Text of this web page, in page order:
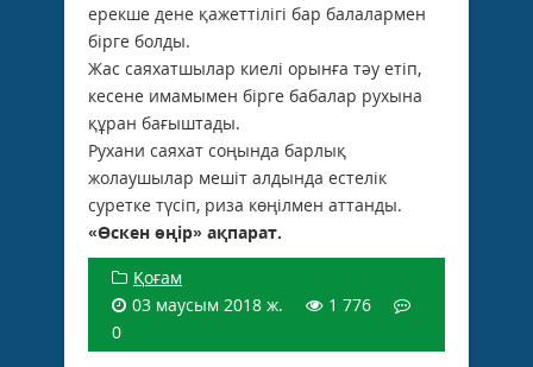
ерекше дене қажеттілігі бар балалармен
бірге болды.
Жас саяхатшылар киелі орынға тәу етіп,
кесене имамымен бірге бабалар рухына
құран бағыштады.
Рухани саяхат соңында барлық
жолаушылар мешіт алдында естелік
суретке түсіп, риза көңілмен аттанды.
«Өскен өңір» ақпарат.
Қоғам
03 маусым 2018 ж.
1 776
0